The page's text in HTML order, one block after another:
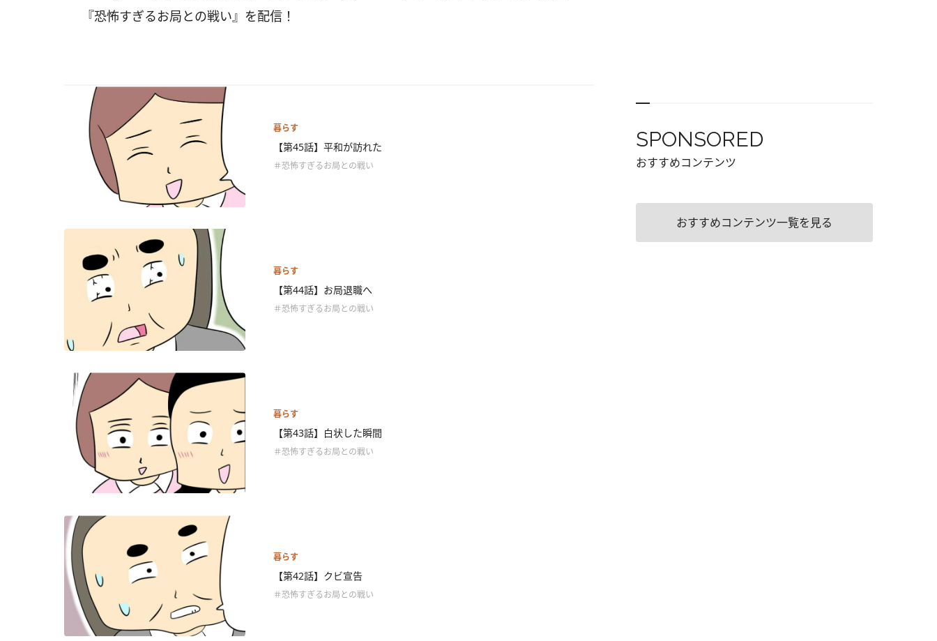
『恐怖すぎるお局との戦い』を配信！
暮らす
【第45話】平和が訪れた
＃恐怖すぎるお局との戦い
暮らす
【第44話】お局退職へ
＃恐怖すぎるお局との戦い
暮らす
【第43話】白状した瞬間
＃恐怖すぎるお局との戦い
暮らす
【第42話】クビ宣告
＃恐怖すぎるお局との戦い
SPONSORED
おすすめコンテンツ
おすすめコンテンツ一覧を見る